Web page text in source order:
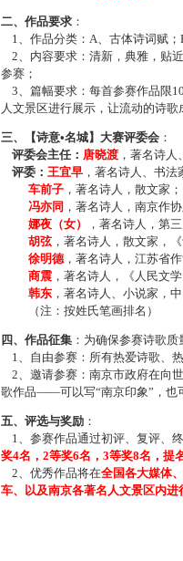
二、作品要求 ：
1、作品分类：A、古体诗词赋；
2、内容要求：清新，典雅，贴
参赛；
3、篇幅要求：每首参赛作品限
人文景区进行展示，让流动的诗
三、【诗意•名城】大赛评委会 ：
评委会主任： 唐晓渡 ，著名诗
评委： 王宜早 ，著名诗人、书
车前子 ，著名诗人，散文家；
冯亦同 ，著名诗人，南京作
娜夜（女）
，著名诗人，第
胡弦，著名诗人，散文家，
徐明德，著名诗人，江苏省
商震 ，著名诗人，《人民文
韩东 ，著名诗人、小说家，
（注：按姓氏笔画排名）
四、作品征集 ：为确保参赛诗歌
1、自由参赛：所有热爱诗歌、
2、邀请参赛：南京市政府在向
歌作品——可以写“南京印象”，也
五、评选与奖励 ：
1、参赛作品通过初评、复评、
奖4名，2等奖6名，3等奖8名，提
2、优秀作品将在全国各大媒体
车、以及南京各著名人文景区内进